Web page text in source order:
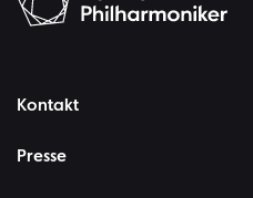
Kontakt
Presse